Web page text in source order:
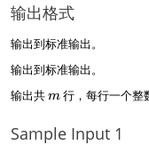
输出格式
输出到标准输出。
输出到标准输出。
输出共m
m 行，每行一个整
Sample Input 1